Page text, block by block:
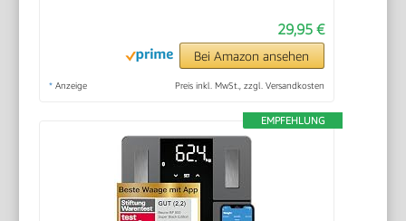
29,95 €
Bei Amazon ansehen
* Anzeige Preis inkl. MwSt., zzgl. Versandkosten
EMPFEHLUNG